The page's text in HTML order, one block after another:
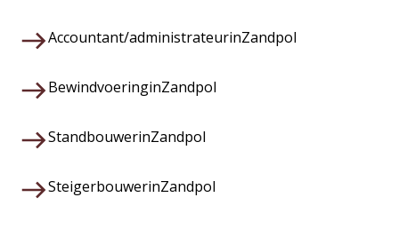
Accountant/administrateurinZandpol
BewindvoeringinZandpol
StandbouwerinZandpol
SteigerbouwerinZandpol